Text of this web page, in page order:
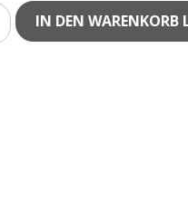
IN DEN WARENKORB